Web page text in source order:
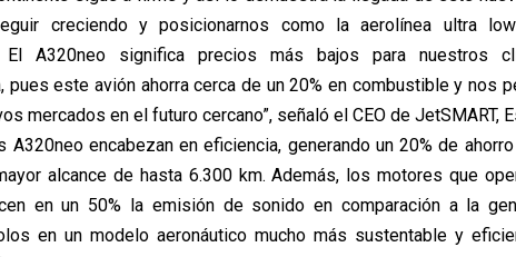
creciendo y posicionarnos como la aerolínea ultra
El A320neo significa precios más bajos para nuestros
pues este avión ahorra cerca de un 20% en combustible y nos
mercados en el futuro cercano”, señaló el CEO de JetSMART,
A320neo encabezan en eficiencia, generando un 20% de
alcance de hasta 6.300 km. Además, los motores que
en un 50% la emisión de sonido en comparación a la
en un modelo aeronáutico mucho más sustentable y